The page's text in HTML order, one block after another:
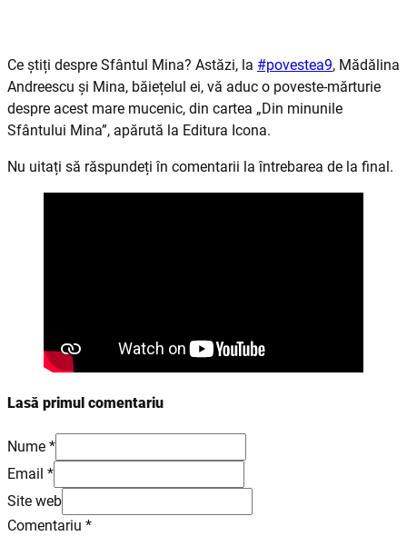
Ce știți despre Sfântul Mina? Astăzi, la #povestea9, Mădălina
Andreescu și Mina, băiețelul ei, vă aduc o poveste-mărturie
despre acest mare mucenic, din cartea „Din minunile
Sfântului Mina”, apărută la Editura Icona.
Nu uitați să răspundeți în comentarii la întrebarea de la final.
Lasă primul comentariu
Nume *
Email *
Site web
Comentariu *